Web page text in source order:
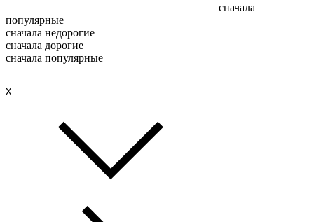
сначала
популярные
сначала недорогие
сначала дорогие
сначала популярные
x